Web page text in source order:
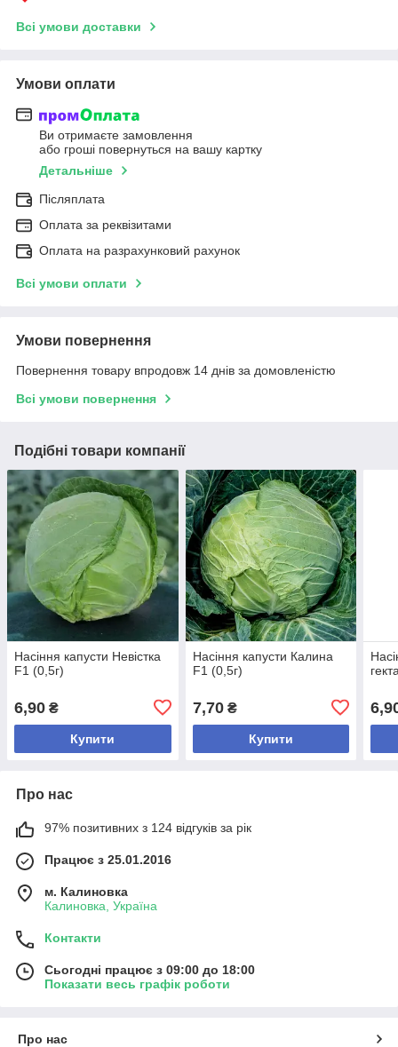
Всі умови доставки
Умови оплати
Ви отримаєте замовлення
або гроші повернуться на вашу картку
Детальніше
Післяплата
Оплата за реквізитами
Оплата на разрахунковий рахунок
Всі умови оплати
Умови повернення
Повернення товару впродовж 14 днів за домовленістю
Всі умови повернення
Подібні товари компанії
Насіння капусти Невістка
F1 (0,5г)
6,90 ₴
Купити
Насіння капусти Калина
F1 (0,5г)
7,70₴
Купити
Про нас
97% позитивних з 124 відгуків за рік
Працює з 25.01.2016
м. Калиновка
Калиновка, Україна
Контакти
Сьогодні працює з 09:00 до 18:00
Показати весь графік роботи
Про нас